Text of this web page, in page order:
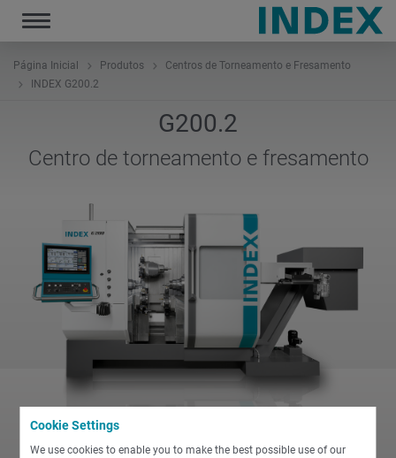
Cookie Settings
We use cookies to enable you to make the best possible use of our
Toggle
navigation
Página Inicial Produtos
Centros de Torneamento e Fresamento
INDEX G200.2
G200.2
Centro de torneamento e fresamento